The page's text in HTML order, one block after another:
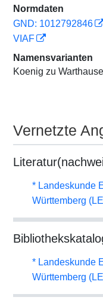
Normdaten
GND: 1012792846
VIAF
Namensvarianten
Koenig zu
Vernetzte
* Landeskunde
Württemberg
* Landeskunde
Württemberg